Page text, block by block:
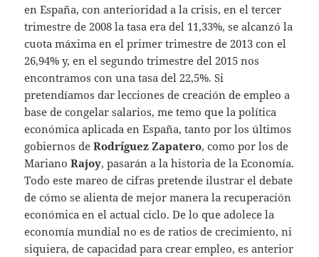
en España, con anterioridad a la crisis, en el tercer
trimestre de 2008 la tasa era del 11,33%, se alcanzó la
cuota máxima en el primer trimestre de 2013 con el
26,94% y, en el segundo trimestre del 2015 nos
encontramos con una tasa del 22,5%. Si
pretendíamos dar lecciones de creación de empleo a
base de congelar salarios, me temo que la política
económica aplicada en España, tanto por los últimos
gobiernos deRodríguez Zapatero, como por los de
MarianoRajoy, pasarán a la historia de la Economía.
Todo este mareo de cifras pretende ilustrar el debate
de cómo se alienta de mejor manera la recuperación
económica en el actual ciclo. De lo que adolece la
economía mundial no es de ratios de crecimiento, ni
siquiera, de capacidad para crear empleo, es anterior